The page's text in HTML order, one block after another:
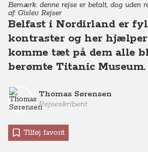
Bemærk: denne rejse er betalt, dog uden
af: Gislev Rejser
Belfast i Nordirland er
kontraster og her
komme tæt på dem alle
berømte Titanic Museum.
Thomas Sørensen
Rejseskribent
Tilføj favorit